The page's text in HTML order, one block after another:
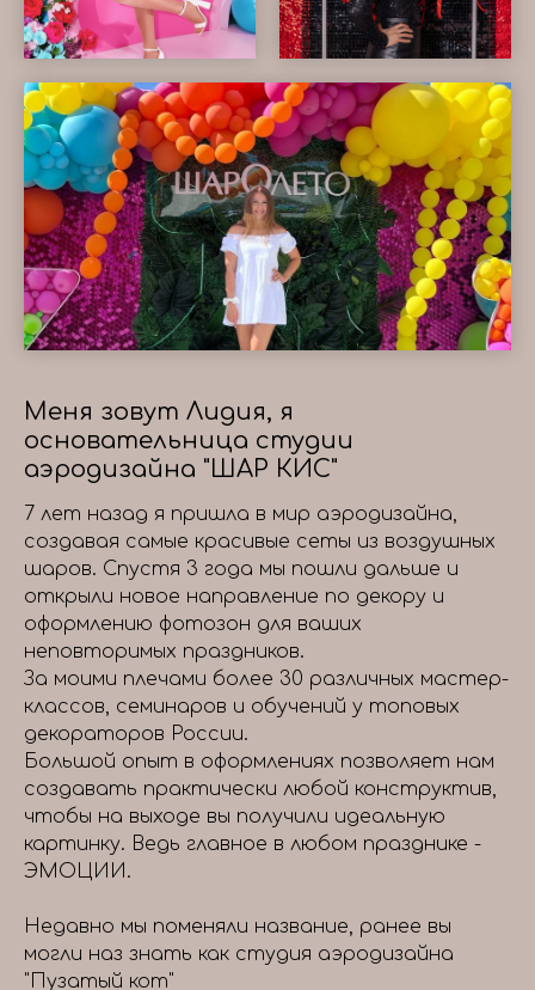
Меня зовут Лидия, я
основательница студии
аэродизайна "ШАР КИС"
7 лет назад я пришла в мир аэродизайна,
создавая самые красивые сеты из воздушных
шаров. Спустя 3 года мы пошли дальше и
открыли новое направление по декору и
оформлению фотозон для ваших
неповторимых праздников.
За моими плечами более 30 различных мастер-
классов, семинаров и обучений у топовых
декораторов России.
Большой опыт в оформлениях позволяет нам
создавать практически любой конструктив,
чтобы на выходе вы получили идеальную
картинку. Ведь главное в любом празднике -
ЭМОЦИИ.
Недавно мы поменяли название, ранее вы
могли наз знать как студия аэродизайна
"Пузатый кот"